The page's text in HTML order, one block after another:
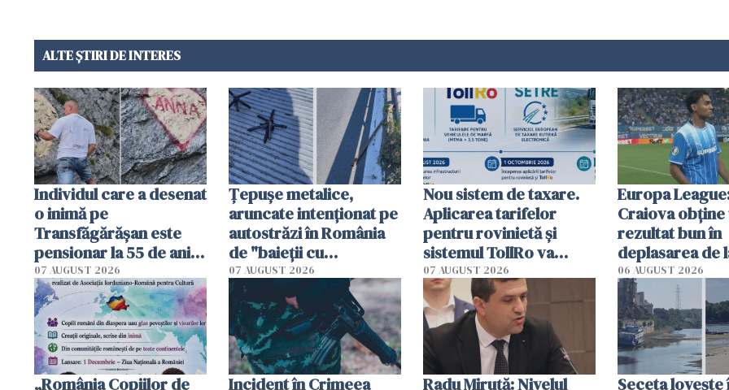
ALTE ȘTIRI DE INTERES
Individul care a desenat
o inimă pe
Transfăgărășan este
pensionar la 55 de ani.
Poliția l-a identificat
07 AUGUST 2026
Țepușe metalice,
aruncate intenționat pe
autostrăzi în România
de "baieții cu
platforme": "Mi-au
cerut 1200 lei să mă
tracteze"
07 AUGUST 2026
Nou sistem de taxare.
Aplicarea tarifelor
pentru rovinietă şi
sistemul TollRo va
începe la 1 octombrie
07 AUGUST 2026
Europa
Craiova obține
rezultat bun în
deplasarea de
06 AUGUST 2026
„România Copiilor de
Incident în Crimeea
Radu Miruţă: Nivelul
Seceta